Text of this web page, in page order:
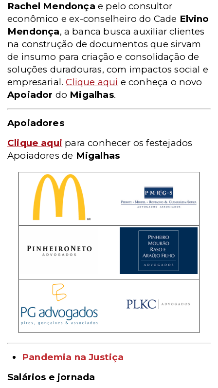
Rachel Mendonça e pelo consultor
econômico e ex-conselheiro do Cade Elvino
Mendonça, a banca busca auxiliar clientes
na construção de documentos que sirvam
de insumo para criação e consolidação de
soluções duradouras, com impactos social e
empresarial.Clique aqui e conheça o novo
Apoiador do Migalhas.
Apoiadores
Clique aqui para conhecer os festejados
Apoiadores de Migalhas
Pandemia na Justiça
Salários e jornada